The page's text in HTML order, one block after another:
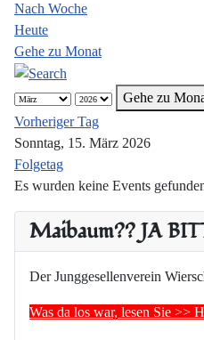
Maibaum?? JA
Der Junggesellenverein
Was da los war, lesen Sie >>
Nach Woche
Heute
Gehe zu Monat
Gehe zu
Vorheriger Tag
Sonntag, 15. März 2026
Folgetag
Es wurden keine Events